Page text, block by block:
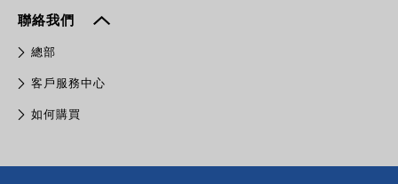
聯絡我們
總部
客戶服務中心
如何購買